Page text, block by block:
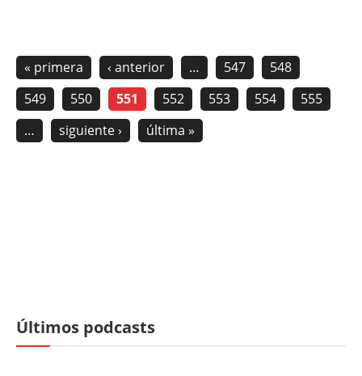
« primera ‹ anterior … 547
548
549
550 551 552 553 554
555
…
siguiente › última »
Últimos podcasts